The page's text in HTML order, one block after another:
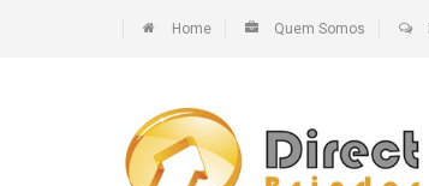
Home Quem Somos